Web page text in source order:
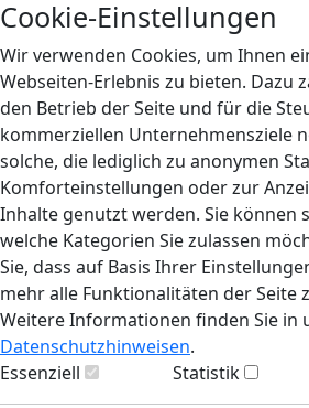
Cookie-Einstellungen
Wir verwenden Cookies, um Ihnen
Webseiten-Erlebnis zu bieten. Dazu
den Betrieb der Seite und für die
kommerziellen Unternehmensziele
solche, die lediglich zu anonymen
Komforteinstellungen oder zur
Inhalte genutzt werden. Sie können
welche Kategorien Sie zulassen
Sie, dass auf Basis Ihrer
mehr alle Funktionalitäten der Seite
Weitere Informationen finden Sie in
Datenschutzhinweisen.
Essenziell
Statistik